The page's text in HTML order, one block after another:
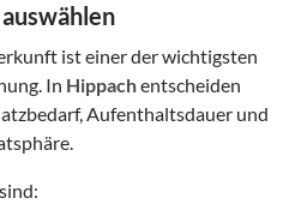
ist einer der wichtigsten
In Hippachentscheiden
Aufenthaltsdauer und